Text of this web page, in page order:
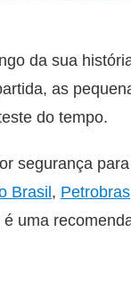
da sua
as
do tempo.
segurança
Brasil, Petrobras
uma